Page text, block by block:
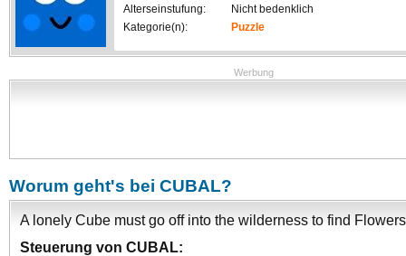
Alterseinstufung:
Nicht bedenklich
Kategorie(n):
Puzzle
Werbung
Worum geht's bei CUBAL?
A lonely Cube must go off into the wilderness to find Flowers
Steuerung von CUBAL: